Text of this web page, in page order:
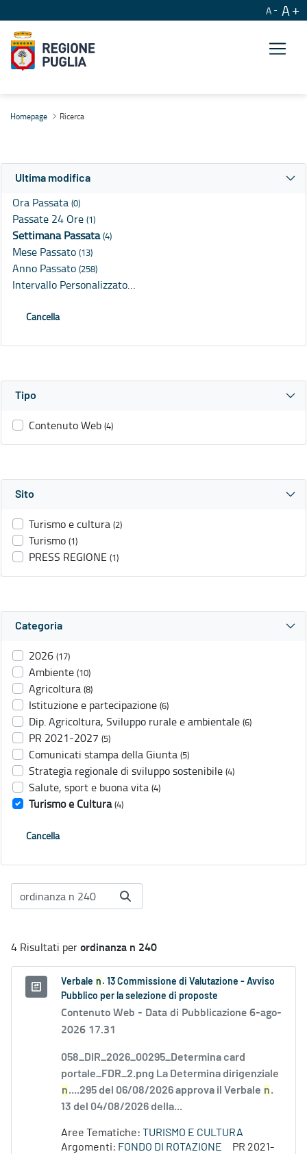
A A
Homepage Ricerca
Ultima modifica
Ora Passata (0)
Passate 24 Ore (1)
Settimana Passata(4)
Mese Passato (13)
Anno Passato (258)
Intervallo Personalizzato…
Cancella
Tipo
Contenuto Web (4)
Sito
Turismo e cultura (2)
Turismo (1)
PRESS REGIONE (1)
Categoria
2026 (17)
Ambiente (10)
Agricoltura (8)
Istituzione e partecipazione (6)
Dip. Agricoltura, Sviluppo rurale e ambientale (6)
PR 2021-2027 (5)
Comunicati stampa della Giunta (5)
Strategia regionale di sviluppo sostenibile (4)
Salute, sport e buona vita (4)
Turismo e Cultura (4)
Cancella
4 Risultati perordinanza n 240
Verbale n . 13 Commissione di Valutazione - Avviso
Pubblico per la selezione di proposte
Contenuto Web - Data di Pubblicazione 6-ago-
2026 17.31
058_DIR_2026_00295_Determina card
portale_FDR_2.png La Determina dirigenziale
n....295 del 06/08/2026 approva il Verbale n.
13 del 04/08/2026 della...
Aree Tematiche: TURISMO E CULTURA
Argomenti: FONDO DI ROTAZIONE
PR 2021-